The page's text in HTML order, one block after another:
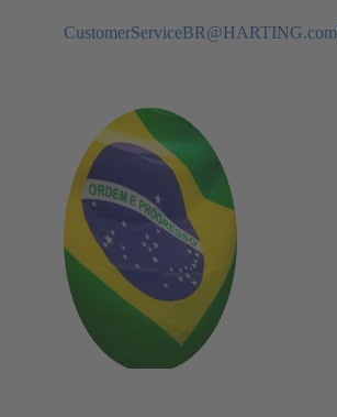
CustomerServiceBR@HARTING.com